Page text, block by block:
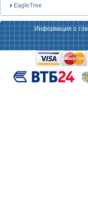
EagleTree
Информация о